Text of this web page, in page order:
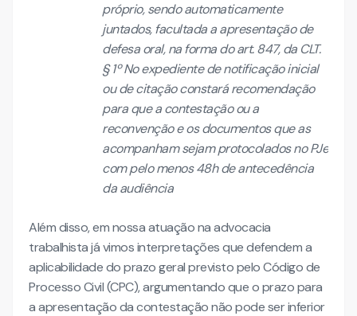
próprio, sendo automaticamente
juntados, facultada a apresentação de
defesa oral, na forma do art. 847, da CLT.
§ 1º No expediente de notificação inicial
ou de citação constará recomendação
para que a contestação ou a
reconvenção e os documentos que as
acompanham sejam protocolados no PJe
com pelo menos 48h de antecedência
da audiência
Além disso, em nossa atuação na advocacia
trabalhista já vimos interpretações que defendem a
aplicabilidade do prazo geral previsto pelo Código de
Processo Civil (CPC), argumentando que o prazo para
a apresentação da contestação não pode ser inferior